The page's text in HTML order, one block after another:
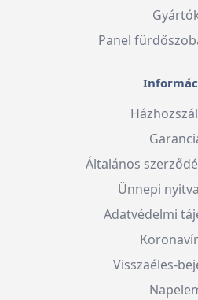
Panel
Általános
Ünnepi
Adatvédelmi
Visszaéles-